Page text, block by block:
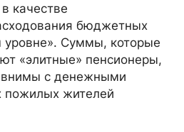
качестве
бюджетных
уровне». Суммы, которые
«элитные» пенсионеры,
с денежными
пожилых жителей